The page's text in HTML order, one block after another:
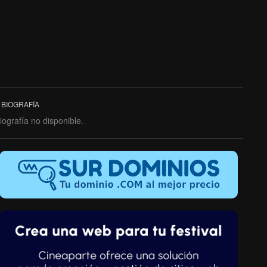
no disponible.